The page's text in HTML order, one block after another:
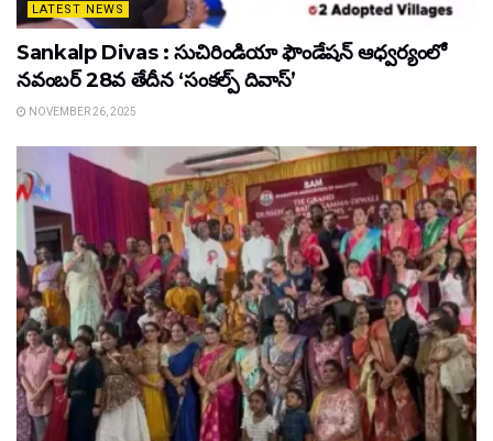
LATEST NEWS
Sankalp Divas : సుచిరిండియా ఫౌండేషన్ ఆధ్వర్యంలో
నవంబర్ 28వ తేదీన ‘సంకల్ప్ దివాస్’
NOVEMBER 26, 2025